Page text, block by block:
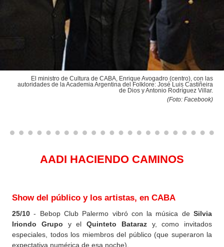
El ministro de Cultura de CABA, Enrique Avogadro (centro), con las
autoridades de la Academia Argentina del Folklore: José Luis Castiñeira
de Dios y Antonio Rodríguez Villar.
(Foto: Facebook)
AADI HACIENDO CAMINOS
Show del público y los artistas, en CABA
25/10 - Bebop Club Palermo vibró con la música de Silvia
Iriondo Grupo y el Quinteto Batarazy, como invitados
especiales, todos los miembros del público (que superaron la
expectativa numérica de esa noche).